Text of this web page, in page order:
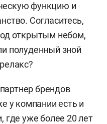
функцию и
Согласитесь,
открытым небом,
полуденный зной
брендов
у компании есть и
где уже более 20 лет